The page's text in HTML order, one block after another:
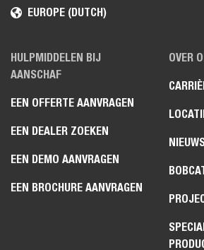
EUROPE (DUTCH)
HULPMIDDELEN BIJ
AANSCHAF
EEN OFFERTE AANVRAGEN
EEN DEALER ZOEKEN
EEN DEMO AANVRAGEN
EEN BROCHURE AANVRAGEN
OVER